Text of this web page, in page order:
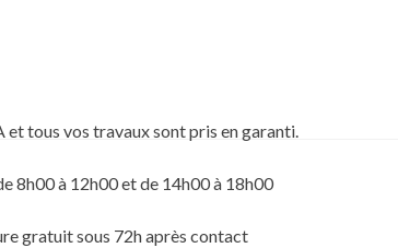
et tous vos travaux sont pris en garanti.
8h00 à 12h00 et de 14h00 à 18h00
gratuit sous 72h après contact